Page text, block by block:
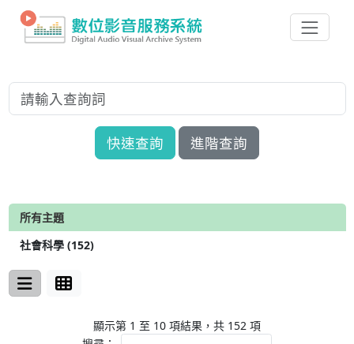
快速查詢 進階查詢
所有主題
社會科學 (152)
顯示第 1 至 10 項結果，共 152 項